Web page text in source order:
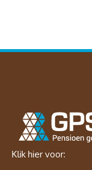
Klik hier voor: